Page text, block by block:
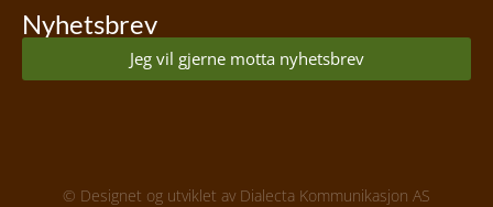
Nyhetsbrev
Jeg vil gjerne motta nyhetsbrev
© Designet og utviklet av Dialecta Kommunikasjon AS